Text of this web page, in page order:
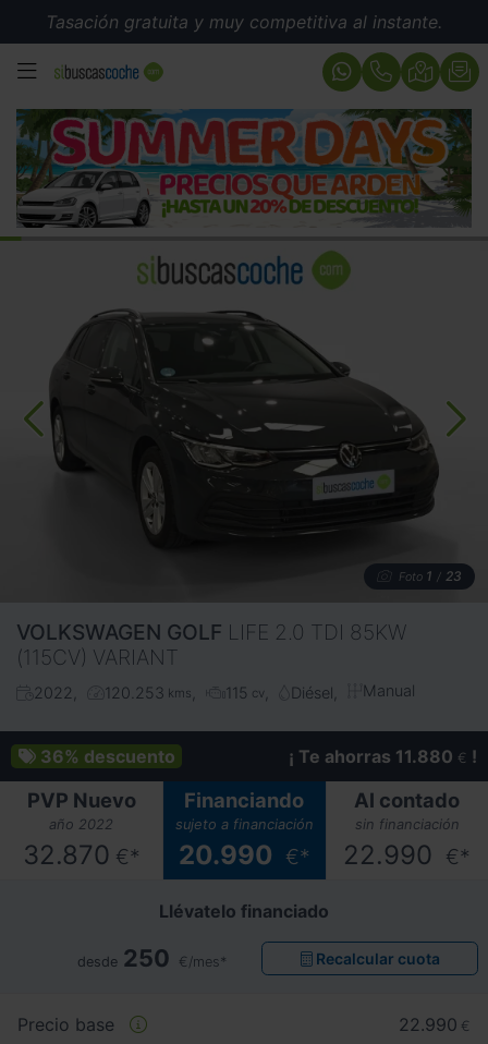
Tasación gratuita y muy competitiva al instante.
MENÚ
Foto 1 / 23
VOLKSWAGEN GOLF LIFE 2.0 TDI 85KW
(115CV) VARIANT
2022 120.253 kms 115 cv Diésel Manual
36% descuento ¡ Te ahorras 11.880 € !
PVP Nuevo
año 2022
32.870 €*
Financiando
sujeto a financiación
20.990 €*
Al contado
sin financiación
22.990 €*
Llévatelo financiado
desde 250 €/mes* Recalcular cuota
Precio base 22.990 €